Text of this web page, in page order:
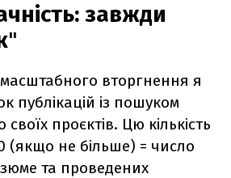
завжди
"
вторгнення я
публікацій із пошуком
своїх проєктів. Цю кількість
(якщо не більше) = число
та проведених